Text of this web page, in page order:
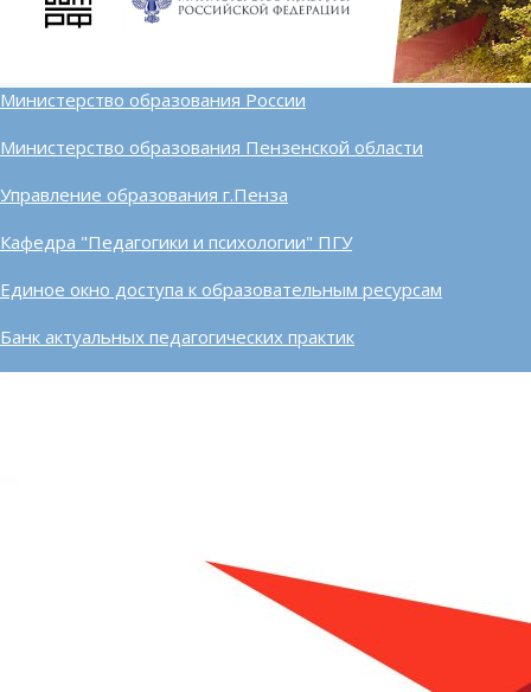
Министерство образования России
Министерство образования Пензенской области
Управление образования г.Пенза
Кафедра "Педагогики и психологии" ПГУ
Единое окно доступа к образовательным ресурсам
Банк актуальных педагогических практик